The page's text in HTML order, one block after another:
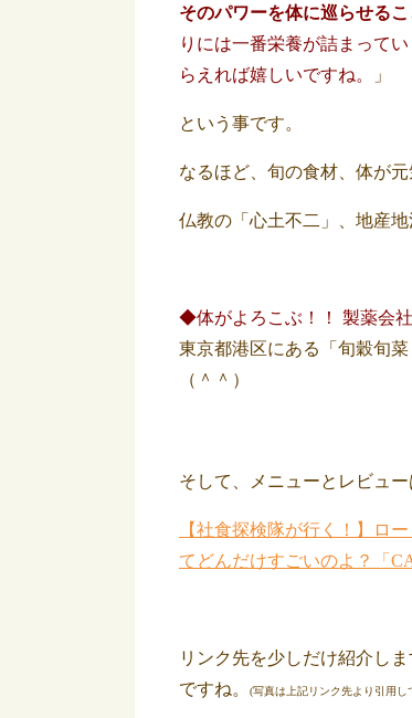
そのパワーを体に巡らせるこ
りには一番栄養が詰まって
らえれば嬉しいですね。
」
という事です。
なるほど、旬の食材、体が
仏教の「心土不二」、地産
◆体がよろこぶ！！ 製薬会
東京都港区にある「旬穀旬
（＾＾）
そして、メニューとレビュ
【社食探検隊が行く！】ロ
てどんだけすごいのよ？「
リンク先を少しだけ紹介し
ですね。
(写真は上記リンク先より引用し